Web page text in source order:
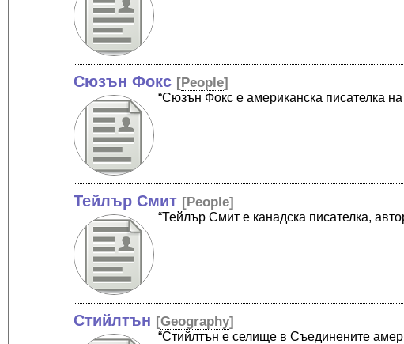
Сюзън Фокс [People]
“Сюзън Фокс е американска писателка
Тейлър Смит [People]
“Тейлър Смит е канадска писателка,
Стийлтън [Geography]
“Стийлтън е селище в Съединените